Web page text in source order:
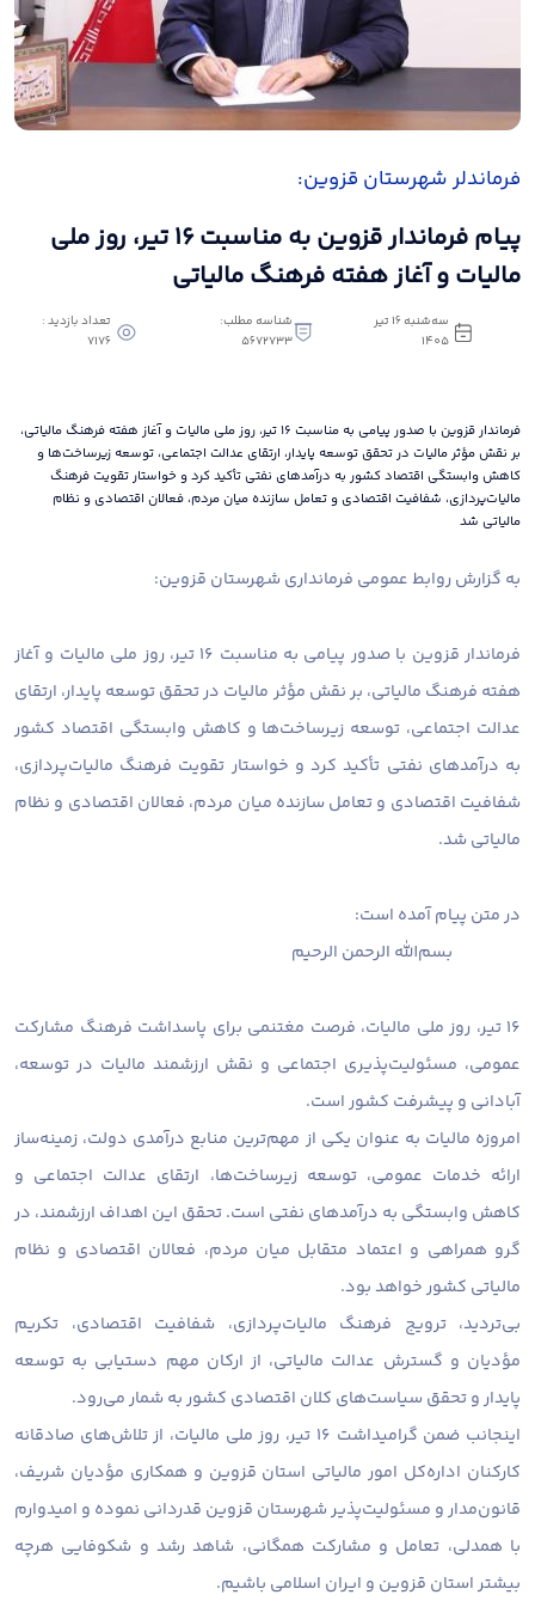
فرماندلر شهرستان قزوین:
پیام فرماندار قزوین به مناسبت ۱۶ تیر، روز ملی
مالیات و آغاز هفته فرهنگ مالیاتی
سه‌شنبه 16 تیر
1405
شناسه مطلب:
5672733
تعداد بازدید :
7176
فرماندار قزوین با صدور پیامی به مناسبت ۱۶ تیر، روز ملی مالیات و آغاز هفته فرهنگ مالیاتی،
بر نقش مؤثر مالیات در تحقق توسعه پایدار، ارتقای عدالت اجتماعی، توسعه زیرساخت‌ها و
کاهش وابستگی اقتصاد کشور به درآمدهای نفتی تأکید کرد و خواستار تقویت فرهنگ
مالیات‌پردازی، شفافیت اقتصادی و تعامل سازنده میان مردم، فعالان اقتصادی و نظام
مالیاتی شد
به گزارش روابط عمومی فرمانداری شهرستان قزوین:
فرماندار قزوین با صدور پیامی به مناسبت ۱۶ تیر، روز ملی مالیات و آغاز
هفته فرهنگ مالیاتی، بر نقش مؤثر مالیات در تحقق توسعه پایدار، ارتقای
عدالت اجتماعی، توسعه زیرساخت‌ها و کاهش وابستگی اقتصاد کشور
به درآمدهای نفتی تأکید کرد و خواستار تقویت فرهنگ مالیات‌پردازی،
شفافیت اقتصادی و تعامل سازنده میان مردم، فعالان اقتصادی و نظام
مالیاتی شد.
در متن پیام آمده است:
بسم‌الله الرحمن الرحیم
۱۶ تیر، روز ملی مالیات، فرصت مغتنمی برای پاسداشت فرهنگ مشارکت
عمومی، مسئولیت‌پذیری اجتماعی و نقش ارزشمند مالیات در توسعه،
آبادانی و پیشرفت کشور است.
امروزه مالیات به عنوان یکی از مهم‌ترین منابع درآمدی دولت، زمینه‌ساز
ارائه خدمات عمومی، توسعه زیرساخت‌ها، ارتقای عدالت اجتماعی و
کاهش وابستگی به درآمدهای نفتی است. تحقق این اهداف ارزشمند، در
گرو همراهی و اعتماد متقابل میان مردم، فعالان اقتصادی و نظام
مالیاتی کشور خواهد بود.
بی‌تردید، ترویج فرهنگ مالیات‌پردازی، شفافیت اقتصادی، تکریم
مؤدیان و گسترش عدالت مالیاتی، از ارکان مهم دستیابی به توسعه
پایدار و تحقق سیاست‌های کلان اقتصادی کشور به شمار می‌رود.
اینجانب ضمن گرامیداشت ۱۶ تیر، روز ملی مالیات، از تلاش‌های صادقانه
کارکنان اداره‌کل امور مالیاتی استان قزوین و همکاری مؤدیان شریف،
قانون‌مدار و مسئولیت‌پذیر شهرستان قزوین قدردانی نموده و امیدوارم
با همدلی، تعامل و مشارکت همگانی، شاهد رشد و شکوفایی هرچه
بیشتر استان قزوین و ایران اسلامی باشیم.